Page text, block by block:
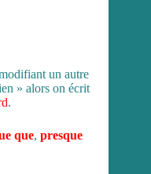
un autre
» alors on écrit
.
que, presque